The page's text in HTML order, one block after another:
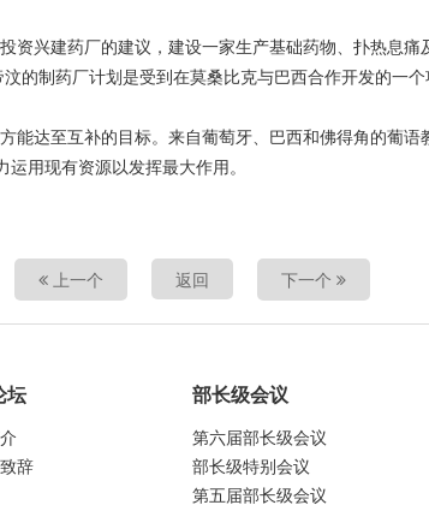
资兴建药厂的建议，建设一家生产基础药物、扑热息
的制药厂计划是受到在莫桑比克与巴西合作开发的一个
能达至互补的目标。来自葡萄牙、巴西和佛得角的葡
用现有资源以发挥最大作用。
上一个 返回 下一个
坛
辞
部长级会议
第六届部长级会议
部长级特别会议
第五届部长级会议